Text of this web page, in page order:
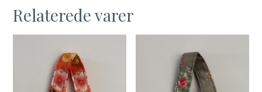
Relaterede varer